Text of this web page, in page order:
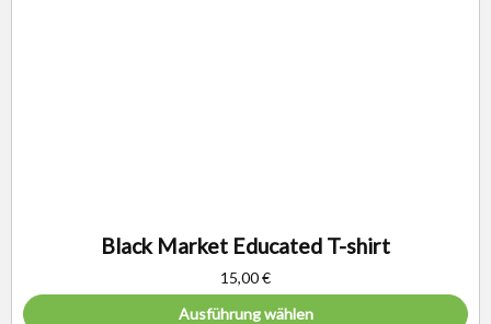
Black Market Educated T-shirt
15,00€
Ausführung wählen